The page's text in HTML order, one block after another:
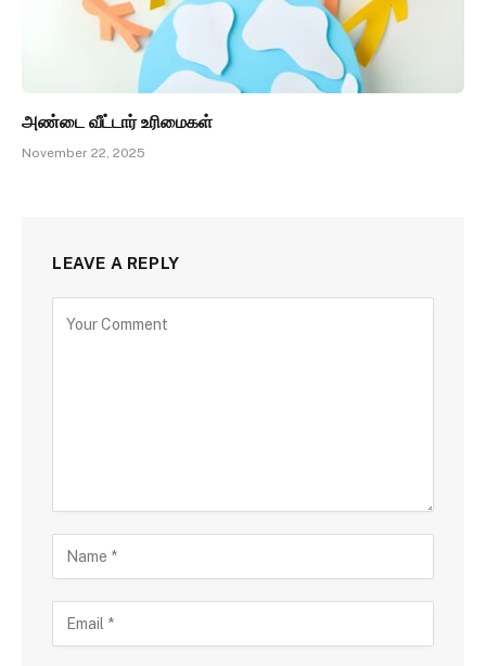
அண்டை வீட்டார் உரிமைகள்
November 22, 2025
LEAVE A REPLY